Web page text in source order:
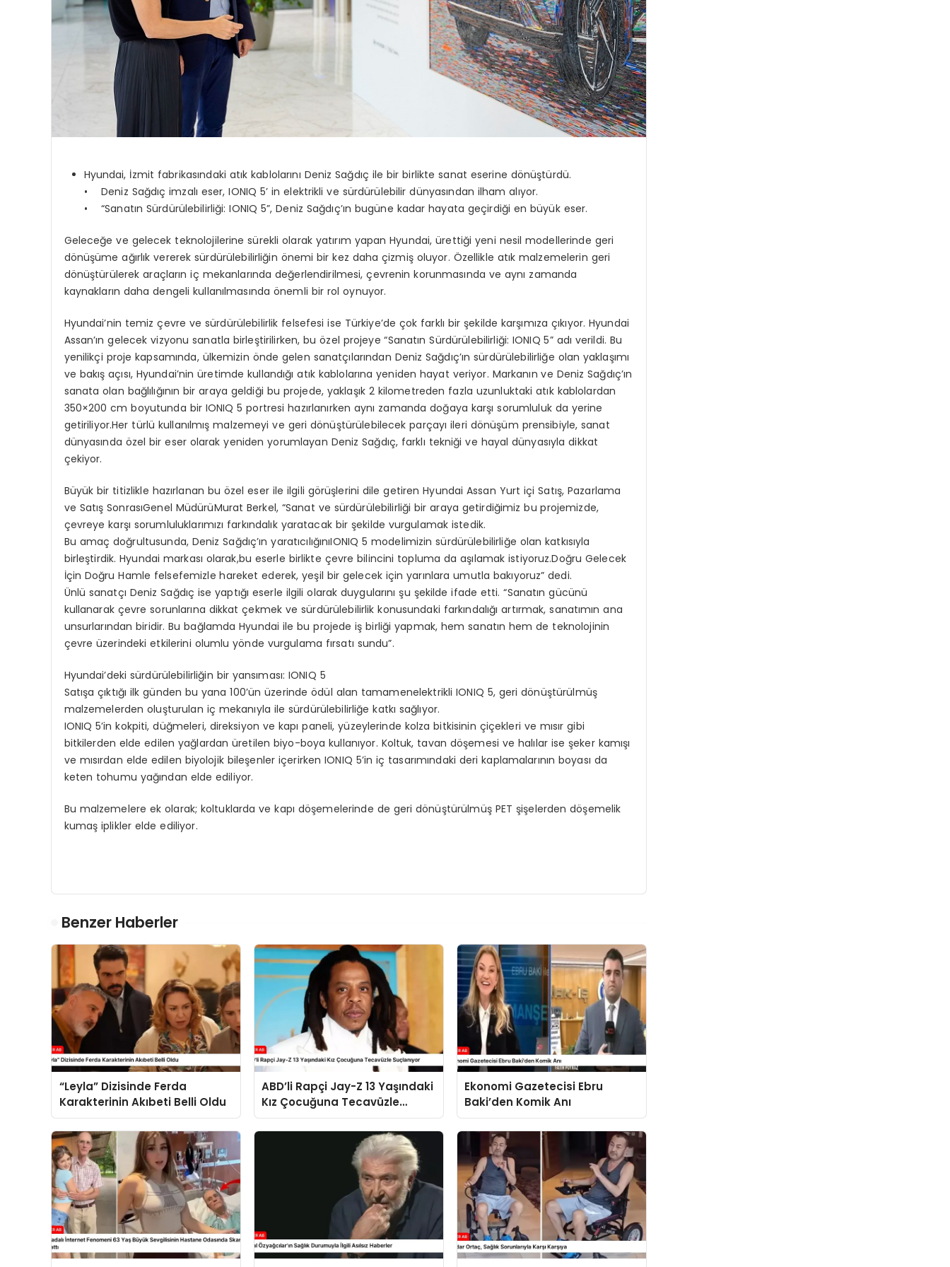
Hyundai, İzmit fabrikasındaki atık kablolarını Deniz Sağdıç ile bir birlikte sanat eserine dönüştürdü.
• Deniz Sağdıç imzalı eser, IONIQ 5’ in elektrikli ve sürdürülebilir dünyasından ilham alıyor.
• “Sanatın Sürdürülebilirliği: IONIQ 5”, Deniz Sağdıç’ın bugüne kadar hayata geçirdiği en büyük eser.
Geleceğe ve gelecek teknolojilerine sürekli olarak yatırım yapan Hyundai, ürettiği yeni nesil modellerinde geri
dönüşüme ağırlık vererek sürdürülebilirliğin önemi bir kez daha çizmiş oluyor. Özellikle atık malzemelerin geri
dönüştürülerek araçların iç mekanlarında değerlendirilmesi, çevrenin korunmasında ve aynı zamanda
kaynakların daha dengeli kullanılmasında önemli bir rol oynuyor.
Hyundai’nin temiz çevre ve sürdürülebilirlik felsefesi ise Türkiye’de çok farklı bir şekilde karşımıza çıkıyor. Hyundai
Assan’ın gelecek vizyonu sanatla birleştirilirken, bu özel projeye “Sanatın Sürdürülebilirliği: IONIQ 5” adı verildi. Bu
yenilikçi proje kapsamında, ülkemizin önde gelen sanatçılarından Deniz Sağdıç’ın sürdürülebilirliğe olan yaklaşımı
ve bakış açısı, Hyundai’nin üretimde kullandığı atık kablolarına yeniden hayat veriyor. Markanın ve Deniz Sağdıç’ın
sanata olan bağlılığının bir araya geldiği bu projede, yaklaşık 2 kilometreden fazla uzunluktaki atık kablolardan
350×200 cm boyutunda bir IONIQ 5 portresi hazırlanırken aynı zamanda doğaya karşı sorumluluk da yerine
getiriliyor.Her türlü kullanılmış malzemeyi ve geri dönüştürülebilecek parçayı ileri dönüşüm prensibiyle, sanat
dünyasında özel bir eser olarak yeniden yorumlayan Deniz Sağdıç, farklı tekniği ve hayal dünyasıyla dikkat
çekiyor.
Büyük bir titizlikle hazırlanan bu özel eser ile ilgili görüşlerini dile getiren Hyundai Assan Yurt içi Satış, Pazarlama
ve Satış SonrasıGenel MüdürüMurat Berkel, “Sanat ve sürdürülebilirliği bir araya getirdiğimiz bu projemizde,
çevreye karşı sorumluluklarımızı farkındalık yaratacak bir şekilde vurgulamak istedik.
Bu amaç doğrultusunda, Deniz Sağdıç’ın yaratıcılığınıIONIQ 5 modelimizin sürdürülebilirliğe olan katkısıyla
birleştirdik. Hyundai markası olarak,bu eserle birlikte çevre bilincini topluma da aşılamak istiyoruz.Doğru Gelecek
İçin Doğru Hamle felsefemizle hareket ederek, yeşil bir gelecek için yarınlara umutla bakıyoruz” dedi.
Ünlü sanatçı Deniz Sağdıç ise yaptığı eserle ilgili olarak duygularını şu şekilde ifade etti. “Sanatın gücünü
kullanarak çevre sorunlarına dikkat çekmek ve sürdürülebilirlik konusundaki farkındalığı artırmak, sanatımın ana
unsurlarından biridir. Bu bağlamda Hyundai ile bu projede iş birliği yapmak, hem sanatın hem de teknolojinin
çevre üzerindeki etkilerini olumlu yönde vurgulama fırsatı sundu”.
Hyundai’deki sürdürülebilirliğin bir yansıması: IONIQ 5
Satışa çıktığı ilk günden bu yana 100’ün üzerinde ödül alan tamamenelektrikli IONIQ 5, geri dönüştürülmüş
malzemelerden oluşturulan iç mekanıyla ile sürdürülebilirliğe katkı sağlıyor.
IONIQ 5’in kokpiti, düğmeleri, direksiyon ve kapı paneli, yüzeylerinde kolza bitkisinin çiçekleri ve mısır gibi
bitkilerden elde edilen yağlardan üretilen biyo-boya kullanıyor. Koltuk, tavan döşemesi ve halılar ise şeker kamışı
ve mısırdan elde edilen biyolojik bileşenler içerirken IONIQ 5’in iç tasarımındaki deri kaplamalarının boyası da
keten tohumu yağından elde ediliyor.
Bu malzemelere ek olarak; koltuklarda ve kapı döşemelerinde de geri dönüştürülmüş PET şişelerden döşemelik
kumaş iplikler elde ediliyor.
Benzer Haberler
“Leyla” Dizisinde Ferda
Karakterinin Akıbeti Belli Oldu
ABD’li Rapçi Jay-Z 13 Yaşındaki
Kız Çocuğuna Tecavüzle
Suçlanıyor
Ekonomi Gazetecisi Ebru
Baki’den Komik Anı